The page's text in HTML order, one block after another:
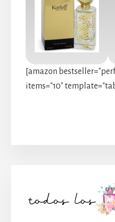
[amazon
items="10"
lateral